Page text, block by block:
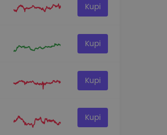
Kupi
Kupi
Kupi
Kupi